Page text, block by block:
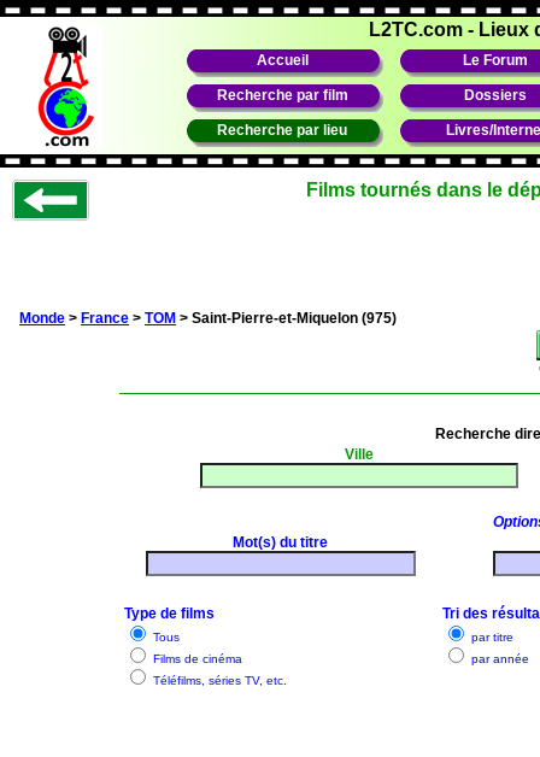
L2TC.com - Lieux
Accueil Le Forum
Recherche par film Dossiers
Recherche par lieu Livres/
Films tournés dans le
Monde > France > TOM > Saint-Pierre-et-Miquelon (975)
Recherche
Ville
Mot(s) du titre
Type de films
Tous
Films de cinéma
Téléfilms, séries TV, etc.
Tri des
par titre
par année